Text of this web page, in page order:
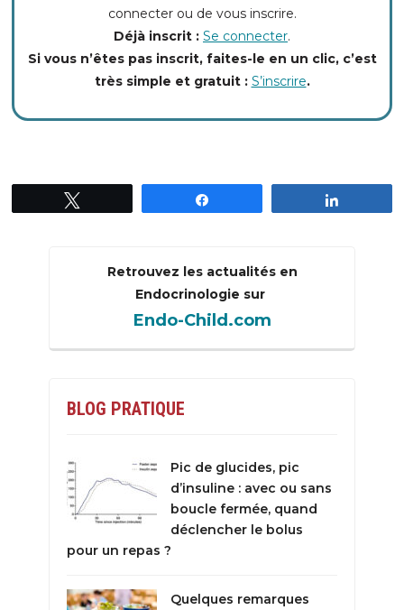
connecter ou de vous inscrire.
Déjà inscrit : Se connecter.
Si vous n’êtes pas inscrit, faites-le en un clic, c’est
très simple et gratuit : S’inscrire.
Retrouvez les actualités en
Endocrinologie sur
Endo-Child.com
BLOG PRATIQUE
Pic de glucides, pic
d’insuline : avec ou sans
boucle fermée, quand
déclencher le bolus
pour un repas ?
Quelques remarques